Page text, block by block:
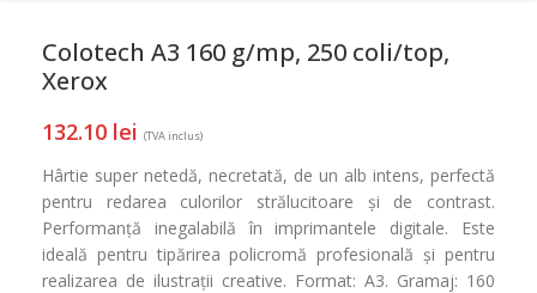
Colotech A3 160 g/mp, 250 coli/top,
Xerox
132.10 lei (TVA inclus)
Hârtie super netedă, necretată, de un alb intens, perfectă
pentru redarea culorilor strălucitoare și de contrast.
Performanță inegalabilă în imprimantele digitale. Este
ideală pentru tipărirea policromă profesională și pentru
realizarea de ilustrații creative. Format: A3. Gramaj: 160